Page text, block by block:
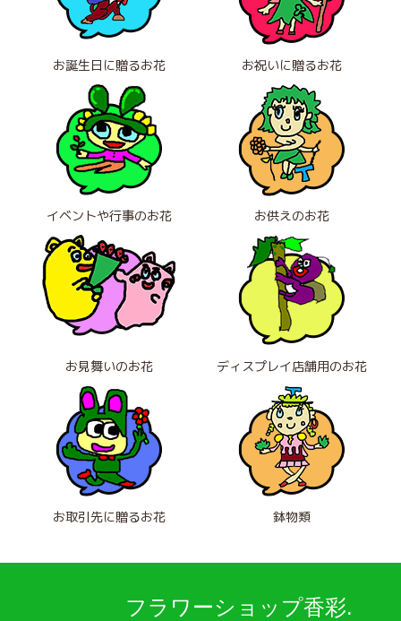
お誕生日に贈るお花 お祝いに贈るお花
イベントや行事のお花 お供えのお花
お見舞いのお花 ディスプレイ店舗用のお花
お取引先に贈るお花 鉢物類
フラワーショップ香彩.